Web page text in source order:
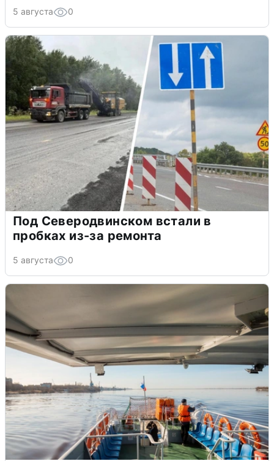
5 августа 0
Под Северодвинском встали в
пробках из-за ремонта
5 августа 0